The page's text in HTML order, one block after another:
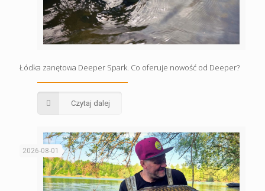
Łódka zanętowa Deeper Spark. Co oferuje nowość od Deeper?
Czytaj dalej
2026-08-01